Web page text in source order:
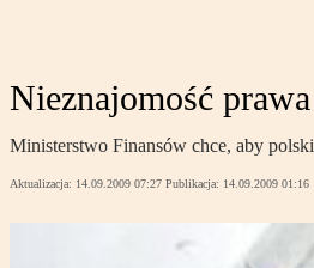
Nieznajomość
Ministerstwo Finansów chce, aby
Aktualizacja: 14.09.2009 07:27 Publikacja: 14.09.2009 01:16